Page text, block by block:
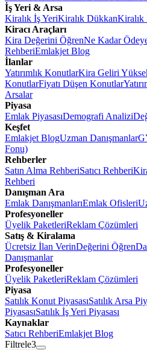
İş Yeri & Arsa
Kiralık İş YeriKiralık DükkanKiralık
Kiracı Araçları
Kira Değerini ÖğrenNe Kadar
RehberiEmlakjet Blog
İlanlar
Yatırımlık KonutlarKira Geliri
KonutlarFiyatı Düşen Konutlar
Arsalar
Piyasa
Emlak PiyasasıDemografi Analizi
Keşfet
Emlakjet BlogUzman Danışmanlar
Fonu)
Rehberler
Satın Alma RehberiSatıcı Rehberi
Rehberi
Danışman Ara
Emlak DanışmanlarıEmlak Ofisleri
Profesyoneller
Üyelik PaketleriReklam Çözümleri
Satış & Kiralama
Ücretsiz İlan VerinDeğerini Öğren
Danışmanlar
Profesyoneller
Üyelik PaketleriReklam Çözümleri
Piyasa
Satılık Konut PiyasasıSatılık Arsa
PiyasasıSatılık İş Yeri Piyasası
Kaynaklar
Satıcı RehberiEmlakjet Blog
Filtrele3